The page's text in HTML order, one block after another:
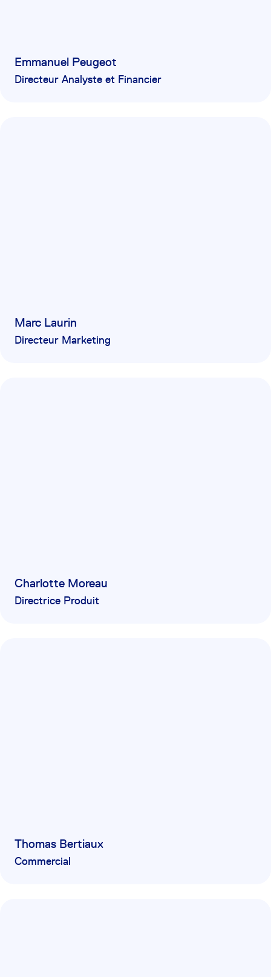
Emmanuel Peugeot
Directeur Analyste et Financier
Marc Laurin
Directeur Marketing
Charlotte Moreau
Directrice Produit
Thomas Bertiaux
Commercial